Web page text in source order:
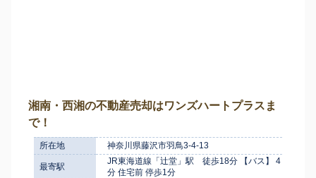
湘南・西湘の不動産売却はワンズハートプラスま
で！
所在地 神奈川県藤沢市羽鳥3-4-13
最寄駅
JR東海道線「辻堂」駅 徒歩18分 【バス】 4
分 住宅前 停歩1分